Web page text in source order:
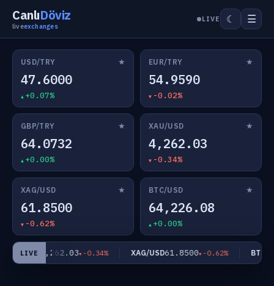
CanlıDöviz
liveexchanges
LIVE ☾ ☰
USD/TRY ★
47.6000
+0.07%
EUR/TRY ★
54.9590
-0.02%
GBP/TRY ★
64.0732
+0.00%
XAU/USD ★
4,262.03
-0.34%
XAG/USD ★
61.8500
-0.62%
BTC/USD ★
64,226.08
+0.00%
LIVE
XAU/USD4,262.03 -0.34% XAG/USD61.8500 -0.62% BTC/